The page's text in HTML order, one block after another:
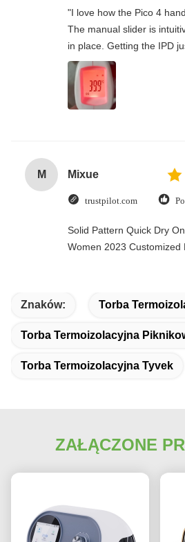
"I love how the Pico 4
The manual slider is
in place. Getting the IPD
M Mixue
trustpilot.com
Solid Pattern Quick Dry
Women 2023 Customized
Znaków: Torba
Torba Termoizolacyjna
Torba Termoizolacyjna Tyvek
ZAŁĄCZONE